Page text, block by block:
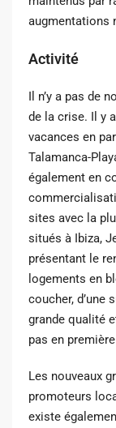
augmentations
Activité
Il n’y a pas de
de la crise. Il y
vacances en
Talamanca-
également en
sites avec la
situés à Ibiza,
présentant le
logements en
coucher, d’une
grande qualité
pas en
Les nouveaux
promoteurs
existe